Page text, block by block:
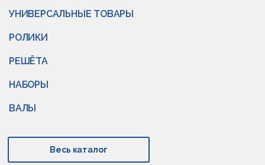
УНИВЕРСАЛЬНЫЕ ТОВАРЫ
РОЛИКИ
РЕШЁТА
НАБОРЫ
ВАЛЫ
Весь каталог